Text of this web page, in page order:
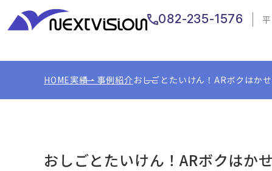
082-235-1576
HOME実績・事例紹介おしごとたいけん！ARボクはか
おしごとたいけん！ARボクはか